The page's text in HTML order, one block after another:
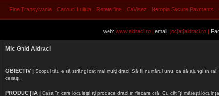
Fine Transylvania Cadouri Lullula Retete fine CeVisez Netopia Secure Payments
web: www.aidraci.ro | email: joc[at]aidraci.ro |
Mic Ghid Aidraci
OBIECTIV | Scopul tău e să strângi cât mai mulţi draci. Să fii numărul unu, ca să ajungi în
ceilalţi.
PRODUCȚIA | Casa în care locuieşti îţi produce draci în fiecare oră. Cu cât îţi măreşti